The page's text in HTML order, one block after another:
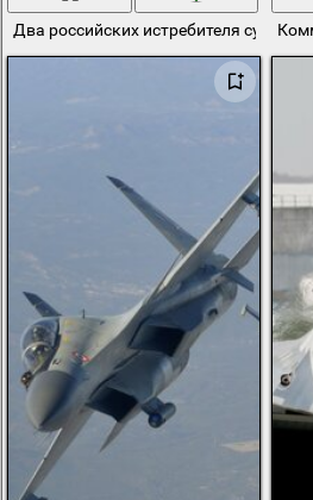
Два российских истребителя су-30 в